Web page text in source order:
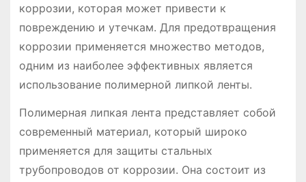
коррозии, которая может привести к
повреждению и утечкам. Для предотвращения
коррозии применяется множество методов,
одним из наиболее эффективных является
использование полимерной липкой ленты.
Полимерная липкая лента представляет собой
современный материал, который широко
применяется для защиты стальных
трубопроводов от коррозии. Она состоит из